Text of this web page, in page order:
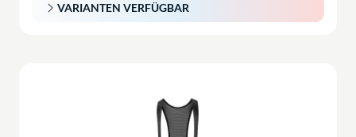
VARIANTEN VERFÜGBAR